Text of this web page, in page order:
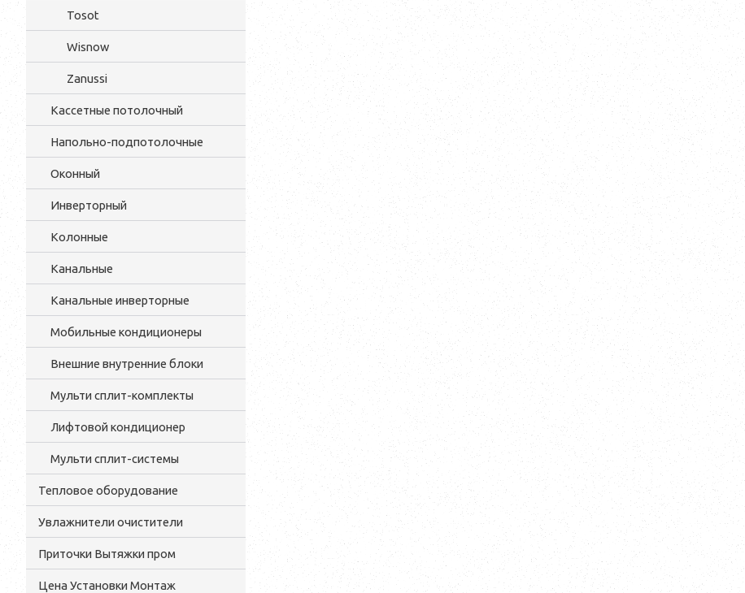
Tosot
Wisnow
Zanussi
Кассетные потолочный
Напольно-подпотолочные
Оконный
Инверторный
Колонные
Канальные
Канальные инверторные
Мобильные кондиционеры
Внешние внутренние блоки
Мульти cплит-комплекты
Лифтовой кондиционер
Мульти сплит-системы
Тепловое оборудование
Увлажнители очистители
Приточки Вытяжки пром
Цена Установки Монтаж